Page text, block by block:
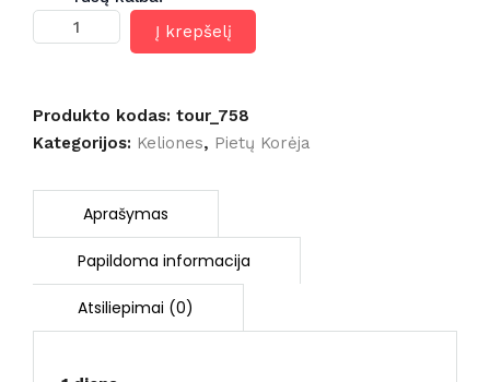
produkto
kiekis:
10
d.
iš
Į krepšelį
Produkto kodas: tour_758
Kategorijos: Keliones, Pietų Korėja